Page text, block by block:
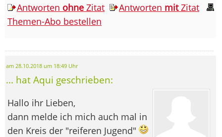
Antworten ohne Zitat Antworten mitZitat
Themen-Abo bestellen
am 28.10.2018 um 18:49 Uhr
... hat Aqui geschrieben:
Hallo ihr Lieben,
dann melde ich mich auch mal in
den Kreis der "reiferen Jugend"